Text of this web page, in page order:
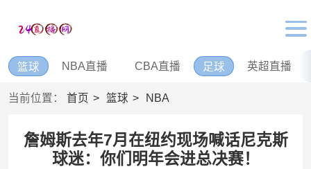
篮球 NBA直播 CBA直播 足球 英超直播
当前位置： 首页 篮球 NBA
詹姆斯去年7月在纽约现场喊话尼克斯
球迷：你们明年会进总决赛！